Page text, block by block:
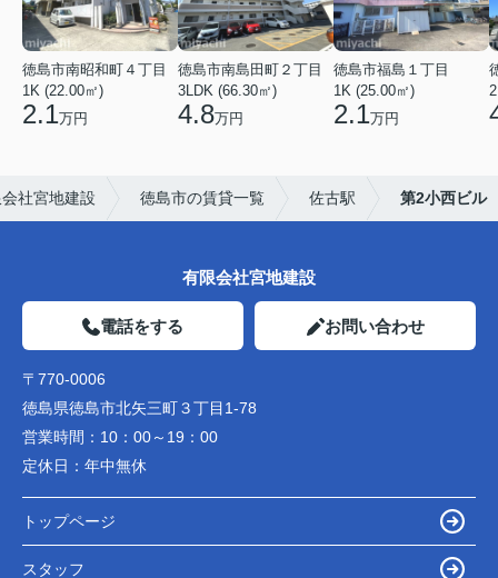
徳島市南昭和町４丁目
1K (22.00㎡)
2.1万円
徳島市南島田町２丁目
3LDK (66.30㎡)
4.8万円
徳島市福島１丁目
1K (25.00㎡)
2.1万円
社宮地建設 徳島市の賃貸一覧 佐古駅 第2小西ビル
有限会社宮地建設
電話をする お問い合わせ
〒770-0006
徳島県徳島市北矢三町３丁目1-78
営業時間： 10：00～19：00
定休日： 年中無休
トップページ
スタッフ